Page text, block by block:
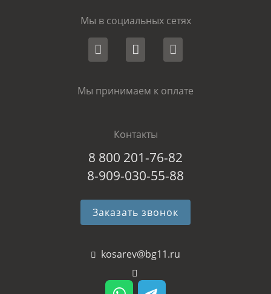
Мы в социальных сетях
Мы принимаем к оплате
Контакты
8 800 201-76-82
8-909-030-55-88
Заказать звонок
kosarev@bg11.ru